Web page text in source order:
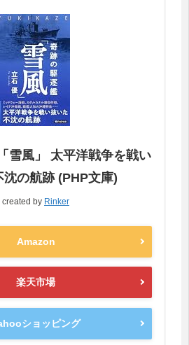
雪風」 太平洋戦争を戦い
沈の航跡 (PHP文庫)
created by Rinker
Amazon
楽天市場
ショッピング